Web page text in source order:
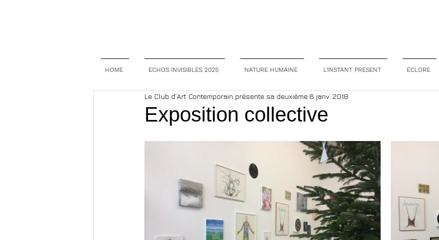
HOME ECHOS INVISIBLES 2025 NATURE HUMAINE L'INSTANT PRESENT ÉCLORE
Exposition collective
Le Club d’Art Contemporain présente sa deuxième 6 janv. 2018